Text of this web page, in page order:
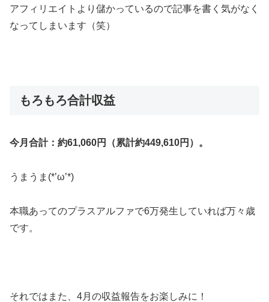
アフィリエイトより儲かっているので記事を書く気がなく
なってしまいます（笑）
もろもろ合計収益
今月合計：約61,060円（累計約449,610円）。
うまうま(*’ω’*)
本職あってのプラスアルファで6万発生していれば万々歳
です。
それではまた、4月の収益報告をお楽しみに！